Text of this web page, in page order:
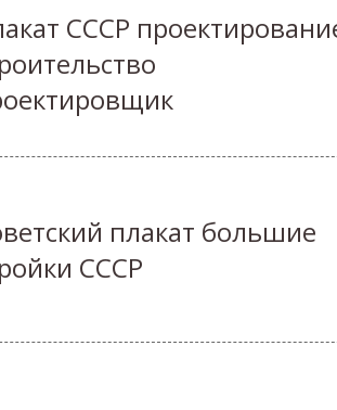
СССР
плакат большие
СССР